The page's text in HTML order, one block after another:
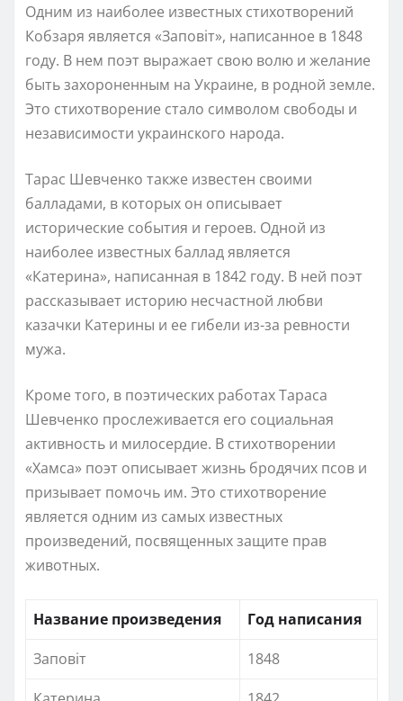
Одним из наиболее известных стихотворений
Кобзаря является «Заповіт», написанное в 1848
году. В нем поэт выражает свою волю и желание
быть захороненным на Украине, в родной земле.
Это стихотворение стало символом свободы и
независимости украинского народа.
Тарас Шевченко также известен своими
балладами, в которых он описывает
исторические события и героев. Одной из
наиболее известных баллад является
«Катерина», написанная в 1842 году. В ней поэт
рассказывает историю несчастной любви
казачки Катерины и ее гибели из-за ревности
мужа.
Кроме того, в поэтических работах Тараса
Шевченко прослеживается его социальная
активность и милосердие. В стихотворении
«Хамса» поэт описывает жизнь бродячих псов и
призывает помочь им. Это стихотворение
является одним из самых известных
произведений, посвященных защите прав
животных.
Название произведения
Год написания
Заповіт
1848